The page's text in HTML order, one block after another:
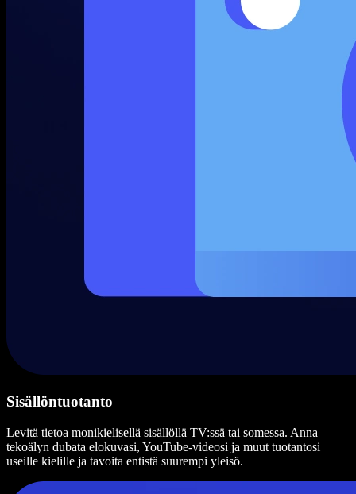
Sisällöntuotanto
Levitä tietoa monikielisellä sisällöllä TV:ssä tai somessa. Anna
tekoälyn dubata elokuvasi, YouTube-videosi ja muut tuotantosi
useille kielille ja tavoita entistä suurempi yleisö.